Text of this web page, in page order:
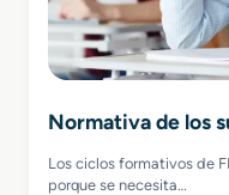
Normativa de los
Los ciclos formativos de
porque se necesita…